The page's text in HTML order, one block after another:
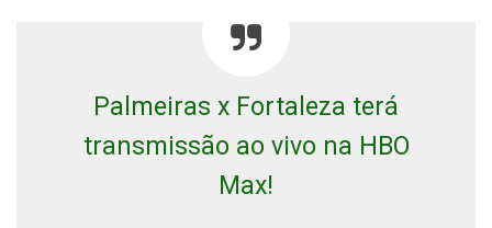
Palmeiras x Fortaleza terá
transmissão ao vivo na HBO
Max!